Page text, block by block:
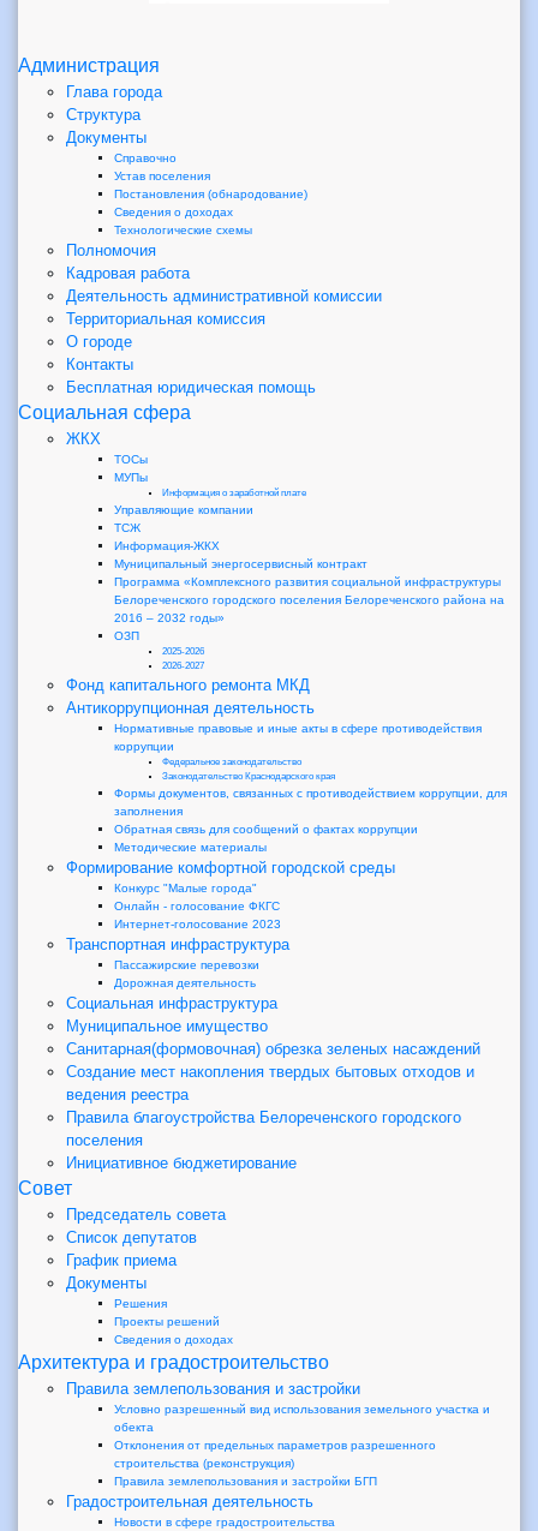
Администрация
Глава города
Структура
Документы
Справочно
Устав поселения
Постановления (обнародование)
Сведения о доходах
Технологические схемы
Полномочия
Кадровая работа
Деятельность административной комиссии
Территориальная комиссия
О городе
Контакты
Бесплатная юридическая помощь
Социальная сфера
ЖКХ
ТОСы
МУПы
Информация о заработной плате
Управляющие компании
ТСЖ
Информация-ЖКХ
Муниципальный энергосервисный контракт
Программа «Комплексного развития социальной инфраструктуры
Белореченского городского поселения Белореченского района на
2016 – 2032 годы»
ОЗП
2025-2026
2026-2027
Фонд капитального ремонта МКД
Антикоррупционная деятельность
Нормативные правовые и иные акты в сфере противодействия
коррупции
Федеральное законодательство
Законодательство Краснодарского края
Формы документов, связанных с противодействием коррупции, для
заполнения
Обратная связь для сообщений о фактах коррупции
Методические материалы
Формирование комфортной городской среды
Конкурс "Малые города"
Онлайн - голосование ФКГС
Интернет-голосование 2023
Транспортная инфраструктура
Пассажирские перевозки
Дорожная деятельность
Социальная инфраструктура
Муниципальное имущество
Санитарная(формовочная) обрезка зеленых насаждений
Создание мест накопления твердых бытовых отходов и
ведения реестра
Правила благоустройства Белореченского городского
поселения
Инициативное бюджетирование
Совет
Председатель совета
Список депутатов
График приема
Документы
Решения
Проекты решений
Сведения о доходах
Архитектура и градостроительство
Правила землепользования и застройки
Условно разрешенный вид использования земельного участка и
обекта
Отклонения от предельных параметров разрешенного
строительства (реконструкция)
Правила землепользования и застройки БГП
Градостроительная деятельность
Новости в сфере градостроительства